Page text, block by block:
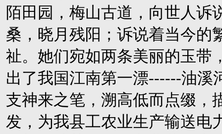
陌田园，梅山古道，向世人诉
桑，晓月残阳；诉说着当今的
祉。她们宛如两条美丽的玉带
出了我国江南第一漂------油溪
支神来之笔，溯高低而点缀，
发，为我县工农业生产输送电